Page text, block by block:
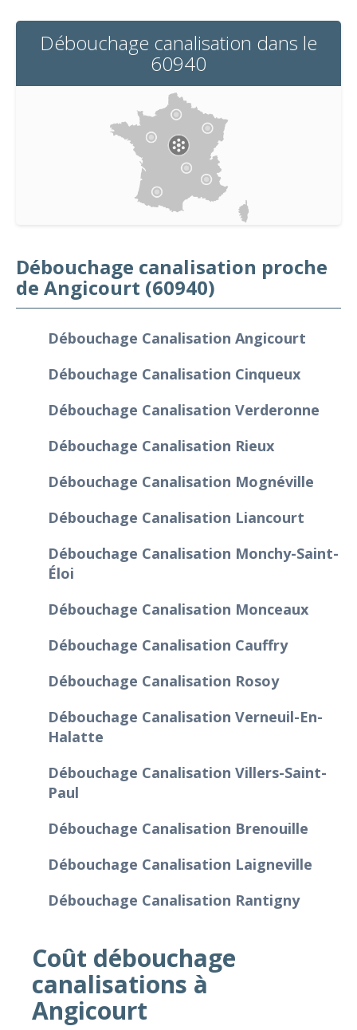
Débouchage canalisation dans le
60940
Débouchage canalisation proche
de Angicourt (60940)
Débouchage Canalisation Angicourt
Débouchage Canalisation Cinqueux
Débouchage Canalisation Verderonne
Débouchage Canalisation Rieux
Débouchage Canalisation Mognéville
Débouchage Canalisation Liancourt
Débouchage Canalisation Monchy-Saint-
Éloi
Débouchage Canalisation Monceaux
Débouchage Canalisation Cauffry
Débouchage Canalisation Rosoy
Débouchage Canalisation Verneuil-En-
Halatte
Débouchage Canalisation Villers-Saint-
Paul
Débouchage Canalisation Brenouille
Débouchage Canalisation Laigneville
Débouchage Canalisation Rantigny
Coût débouchage
canalisations à
Angicourt